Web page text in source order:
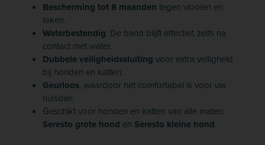
Bescherming tot 8 maanden tegen vlooien en
teken.
Waterbestendig: De band blijft effectief, zelfs na
contact met water.
Dubbele veiligheidssluiting voor extra veiligheid
bij honden en katten.
Geurloos, waardoor het comfortabel is voor uw
huisdier.
Geschikt voor honden en katten van alle maten:
Seresto grote hond en Seresto kleine hond.